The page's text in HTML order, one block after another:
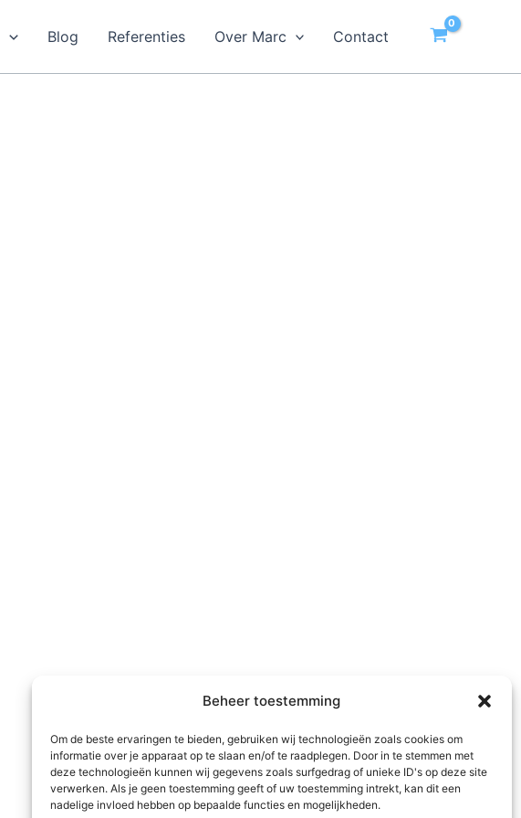
Beheer toestemming
Om de beste ervaringen te bieden, gebruiken wij technologieën zoals cookies om
informatie over je apparaat op te slaan en/of te raadplegen. Door in te stemmen met
deze technologieën kunnen wij gegevens zoals surfgedrag of unieke ID's op deze site
verwerken. Als je geen toestemming geeft of uw toestemming intrekt, kan dit een
nadelige invloed hebben op bepaalde functies en mogelijkheden.
Blog Referenties Over Marc Contact